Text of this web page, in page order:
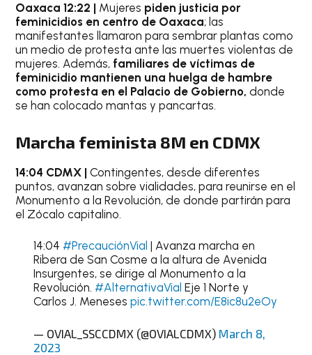
Oaxaca 12:22 | Mujeres piden justicia por
feminicidios en centro de Oaxaca; las
manifestantes llamaron para sembrar plantas como
un medio de protesta ante las muertes violentas de
mujeres. Además, familiares de víctimas de
feminicidio mantienen una huelga de hambre
como protesta en el Palacio de Gobierno, donde
se han colocado mantas y pancartas.
Marcha feminista 8M en CDMX
14:04 CDMX |Contingentes, desde diferentes
puntos, avanzan sobre vialidades, para reunirse en el
Monumento a la Revolución, de donde partirán para
el Zócalo capitalino.
14:04 #PrecauciónVial | Avanza marcha en
Ribera de San Cosme a la altura de Avenida
Insurgentes, se dirige al Monumento a la
Revolución. #AlternativaVial Eje 1 Norte y
Carlos J. Meneses pic.twitter.com/E8ic8u2eOy
— OVIAL_SSCCDMX (@OVIALCDMX) March 8,
2023